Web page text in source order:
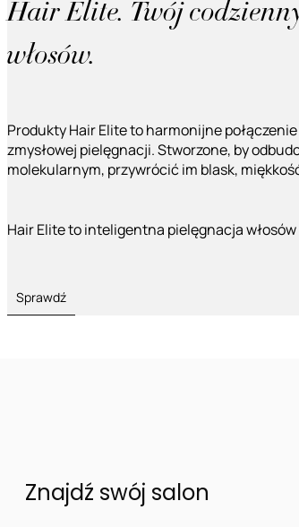
Hair Elite. Twój
włosów.
Produkty Hair Elite to harmonijne
zmysłowej pielęgnacji. Stworzone, by
molekularnym, przywrócić im blask,
Hair Elite to inteligentna pielęgnacja
Sprawdź
Znajdź swój salon